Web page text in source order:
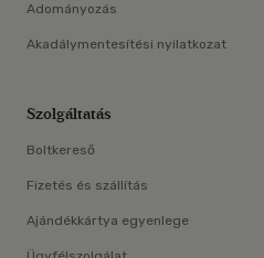
Adományozás
Akadálymentesítési nyilatkozat
Szolgáltatás
Boltkereső
Fizetés és szállítás
Ajándékkártya egyenlege